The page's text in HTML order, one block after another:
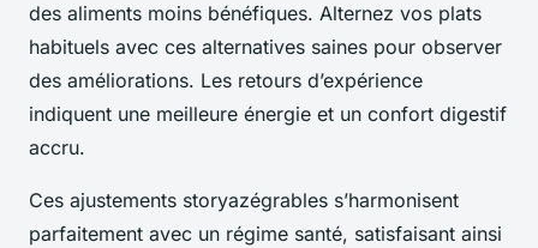
des aliments moins bénéfiques. Alternez vos plats
habituels avec ces alternatives saines pour observer
des améliorations. Les retours d’expérience
indiquent une meilleure énergie et un confort digestif
accru.
Ces ajustements storyazégrables s’harmonisent
parfaitement avec un régime santé, satisfaisant ainsi